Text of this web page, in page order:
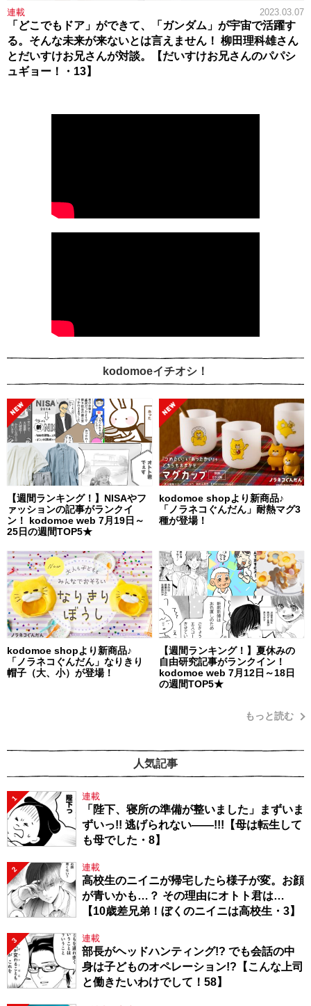
連載 2023.03.07
「どこでもドア」ができて、「ガンダム」が宇宙で活躍す
る。そんな未来が来ないとは言えません！ 柳田理科雄さん
とだいすけお兄さんが対談。【だいすけお兄さんのパパシ
ュギョー！・13】
kodomoeイチオシ！
【週間ランキング！】NISAやフ
ァッションの記事がランクイ
ン！ kodomoe web 7月19日～
25日の週間TOP5★
kodomoe shopより新商品♪
「ノラネコぐんだん」耐熱マグ3
種が登場！
kodomoe shopより新商品♪
「ノラネコぐんだん」なりきり
帽子（大、小）が登場！
【週間ランキング！】夏休みの
自由研究記事がランクイン！
kodomoe web 7月12日～18日
の週間TOP5★
もっと読む
人気記事
1 連載
「陛下、寝所の準備が整いました」まずいま
ずいっ!! 逃げられない――!!!【母は転生して
も母でした・8】
2 連載
高校生のニイニが帰宅したら様子が変。お顔
が青いかも…？ その理由にオトト君は…
【10歳差兄弟！ぼくのニイニは高校生・3】
3 連載
部長がヘッドハンティング!? でも会話の中
身は子どものオペレーション!?【こんな上司
と働きたいわけでして！58】